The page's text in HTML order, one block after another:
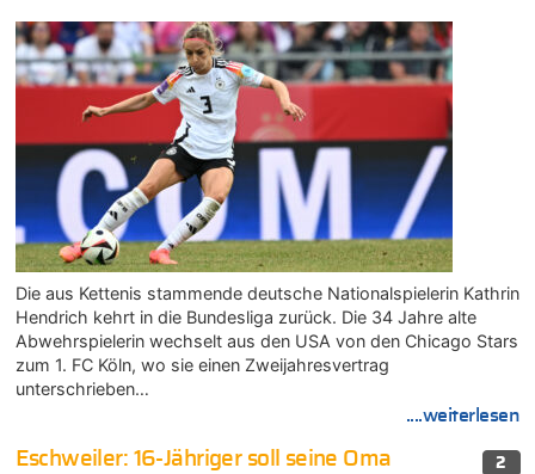
Die aus Kettenis stammende deutsche Nationalspielerin Kathrin
Hendrich kehrt in die Bundesliga zurück. Die 34 Jahre alte
Abwehrspielerin wechselt aus den USA von den Chicago Stars
zum 1. FC Köln, wo sie einen Zweijahresvertrag
unterschrieben…
....weiterlesen
2
Eschweiler: 16-Jähriger soll seine Oma